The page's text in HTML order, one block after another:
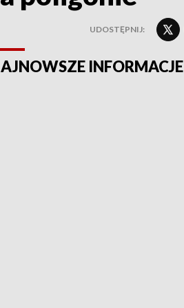
UDOSTĘPNIJ:
INFORMACJE